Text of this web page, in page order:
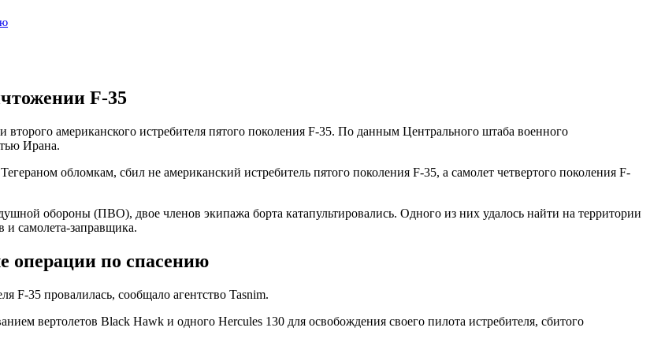
F-35
американского истребителя пятого поколения F-35. По данным Центрального штаба военного
Ирана.
обломкам, сбил не американский истребитель пятого поколения F-35, а самолет четвертого поколения F-
обороны (ПВО), двое членов экипажа борта катапультировались. Одного из них удалось найти на территории
и самолета-заправщика.
операции по спасению
35 провалилась, сообщало агентство Tasnim.
вертолетов Black Hawk и одного Hercules 130 для освобождения своего пилота истребителя, сбитого